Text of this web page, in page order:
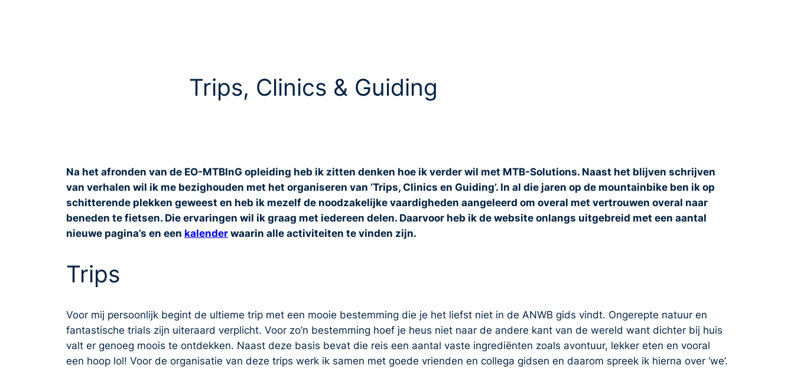
Trips, Clinics & Guiding
Na het afronden van de EO-MTBInG opleiding heb ik zitten denken hoe ik verder wil met MTB-Solutions. Naast het blijven schrijven
van verhalen wil ik me bezighouden met het organiseren van ‘Trips, Clinics en Guiding’. In al die jaren op de mountainbike ben ik op
schitterende plekken geweest en heb ik mezelf de noodzakelijke vaardigheden aangeleerd om overal met vertrouwen overal naar
beneden te fietsen. Die ervaringen wil ik graag met iedereen delen. Daarvoor heb ik de website onlangs uitgebreid met een aantal
nieuwe pagina’s en een kalender waarin alle activiteiten te vinden zijn.
Trips
Voor mij persoonlijk begint de ultieme trip met een mooie bestemming die je het liefst niet in de ANWB gids vindt. Ongerepte natuur en
fantastische trials zijn uiteraard verplicht. Voor zo’n bestemming hoef je heus niet naar de andere kant van de wereld want dichter bij huis
valt er genoeg moois te ontdekken. Naast deze basis bevat die reis een aantal vaste ingrediënten zoals avontuur, lekker eten en vooral
een hoop lol! Voor de organisatie van deze trips werk ik samen met goede vrienden en collega gidsen en daarom spreek ik hierna over ‘we’.